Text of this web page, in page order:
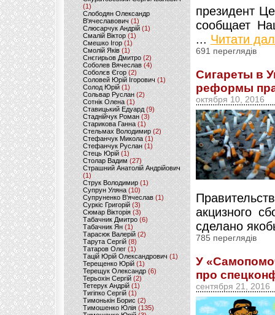
(1)
Слободян Олександр
В'ячеславович(1)
Слюсарчук Андрій(1)
Смалій Віктор (1)
Смешко Ігор (1)
Смолій Яків (1)
Снєгирьов Дмитро (2)
Соболев Вячеслав (4)
Соболєв Єгор(2)
Соловей Юрій Ігорович (1)
Солод Юрій (1)
Сольвар Руслан (2)
Сотнік Олена(1)
Ставицький Едуард (9)
Стаднійчук Роман(3)
Старикова Ганна (1)
Стельмах Володимир(2)
Стефанчук Микола (1)
Стефанчук Руслан (1)
Стець Юрій (1)
Столар Вадим(27)
Страшний Анатолій Андрійович
(1)
Струк Володимир (1)
Супрун Уляна (10)
Супруненко В'ячеслав (1)
Суркіс Григорій (3)
Сюмар Вікторія (3)
Табачник Дмитро (6)
Табачник Ян(1)
Тарасюк Валерій (2)
Тарута Сергій (8)
Татаров Олег(1)
Тацій Юрій Олександрович(1)
Терещенко Юрій(1)
Терещук Олександр(6)
Терьохін Сергій (2)
Тетерук Андрій (1)
Тигіпко Сергій(1)
Тимонькін Борис (2)
Тимошенко Юлія (135)
президент
сообщает
... Читати
691 переглядів
Сигареты в
реформы
октября 10, 2016
акцизного
сделано
785 переглядів
У
про
сентября 21, 2016